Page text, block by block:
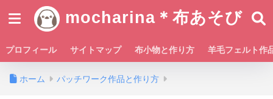
mocharina＊布あそび
プロフィール サイトマップ 布小物と作り方 羊毛フェルト作
ホーム パッチワーク作品と作り方